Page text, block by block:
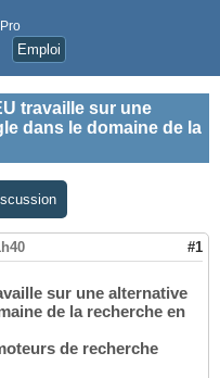
Emploi
travaille sur une
dans le domaine de la
#1
sur une alternative
de la recherche en
de recherche